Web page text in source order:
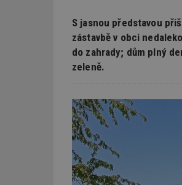
S jasnou představou
zástavbě v obci
do zahrady; dům plný
zeleně.